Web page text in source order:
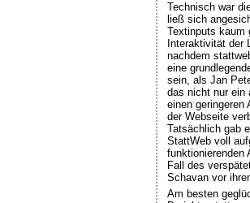
Technisch war
ließ sich
Textinputs kaum
Interaktivität der
nachdem
eine
sein, als Jan
das nicht nur ein
einen geringeren
der Webseite
Tatsächlich gab
StattWeb voll
funktionierenden
Fall des
Schavan vor
Am besten